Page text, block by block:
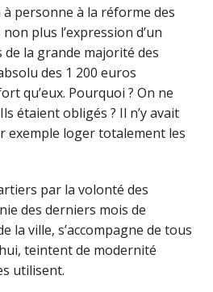
personne à la réforme des
plus l’expression d’un
de la grande majorité des
des 1 200 euros
qu’eux. Pourquoi ? On ne
étaient obligés ? Il n’y avait
exemple loger totalement les
par la volonté des
des derniers mois de
la ville, s’accompagne de tous
teintent de modernité
utilisent.